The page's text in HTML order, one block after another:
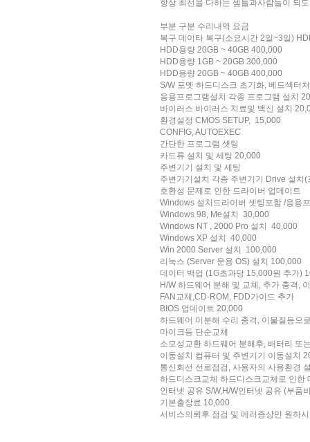
항상 최선을 다하는 셈틀과사람들이 되
부분 구분 수리내역 요금
복구 데이타 복구(소요시간 2일~3일)
HDD용량 20GB ~ 40GB 400,000
HDD용량 1GB ~ 20GB 300,000
HDD용량 20GB ~ 40GB 400,000
S/W 포멧 하드디스크 초기화, 베드섹터
응용프로그램설치 각종 프로그램 설치
바이러스 바이러스 치료및 백신 설치
환경설정 CMOS SETUP, 15,000
CONFIG, AUTOEXEC
간단한 프로그램 셋팅
카드류 설치 및 세팅 20,000
주변기기 설치 및 세팅
주변기기설치 각종 주변기기 Drive 설치
호환성 문제로 인한 드라이버 업데이트
Windows 설치드라이버 셋팅포함 /응용
Windows 98, Me설치 30,000
Windows NT , 2000 Pro 설치 40,000
Windows XP 설치 40,000
Win 2000 Server 설치 100,000
리눅스 (Server 운용 OS) 설치 100,000
데이터 백업 (1G초과당 15,000원 추가)
H/W 하드웨어 분해 및 교체, 추가 충격,
FAN교체,CD-ROM, FDD가이드 추가
BIOS 업데이트 20,000
하드웨어 미분해 수리 충격, 이물질등으
마이크등 단순교체
소모성교환 하드웨어 분해후, 배터리 또
이동설치 컴퓨터 및 주변기기 이동설치
통신회선 선로점검, 사용자의 사용환경
하드디스크교체 하드디스크교체로 인한
인터넷 공유 S/W,H/W인터넷 공유 (부품
기본출장료 10,000
서비스의뢰후 점검 및 에러증상만 원하